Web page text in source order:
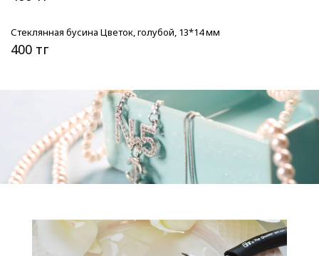
Стеклянная бусина Цветок, голубой, 13*14 мм
400 тг